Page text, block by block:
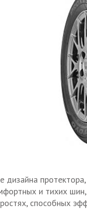
дизайна
и тихих
способных